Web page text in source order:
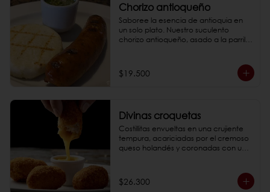
Chorizo antioqueño
Saboree la esencia de antioquia en
un solo plato. Nuestro suculento
chorizo antioqueño, asado a la parrilla
deleitará su paladar.
*Fotos de referencia
$19.500
Divinas croquetas
Costillitas envueltas en una crujiente
tempura, acariciadas por el cremoso
queso holandés y coronadas con un
conquistarán tu paladar desde el
primer bocado.
$26.300